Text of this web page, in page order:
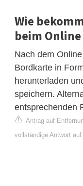
Wie
beim Online
Nach dem
Bordkarte in
herunterladen
speichern.
entsprechenden
Antrag auf
vollständige Antwort